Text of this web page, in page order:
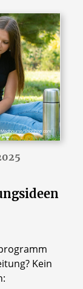
Shotshop.com
Kein